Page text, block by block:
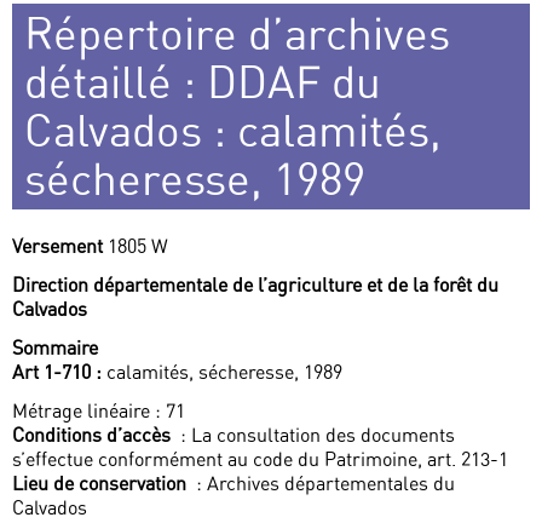
Répertoire d’archives
détaillé : DDAF du
Calvados : calamités,
sécheresse, 1989
Versement 1805 W
Direction départementale de l’agriculture et de la forêt du
Calvados
Sommaire
Art 1-710 : calamités, sécheresse, 1989
Métrage linéaire : 71
Conditions d’accès : La consultation des documents
s’effectue conformément au code du Patrimoine, art. 213-1
Lieu de conservation : Archives départementales du
Calvados